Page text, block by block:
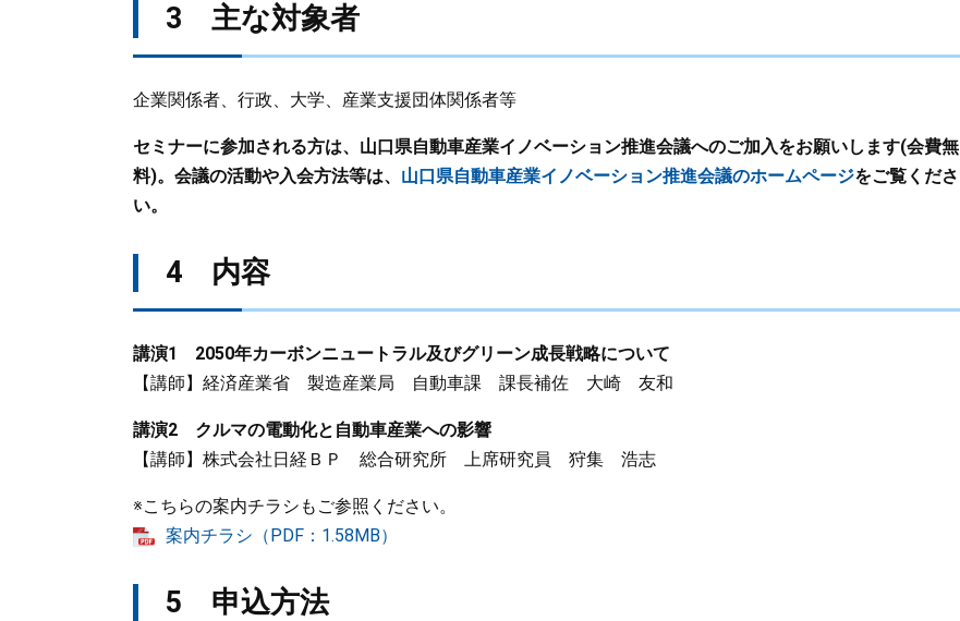
3 主な対象者
企業関係者、行政、大学、産業支援団体関係者等
セミナーに参加される方は、山口県自動車産業イノベーション推進会議へのご加入をお願いします(会費無
料)。会議の活動や入会方法等は、 山口県自動車産業イノベーション推進会議のホームページをご覧くださ
い。
4 内容
講演1 2050年カーボンニュートラル及びグリーン成長戦略について
【講師】経済産業省 製造産業局 自動車課 課長補佐 大崎 友和
講演2 クルマの電動化と自動車産業への影響
【講師】株式会社日経ＢＰ 総合研究所 上席研究員 狩集 浩志
※こちらの案内チラシもご参照ください。
案内チラシ（PDF：1.58MB）
5 申込方法